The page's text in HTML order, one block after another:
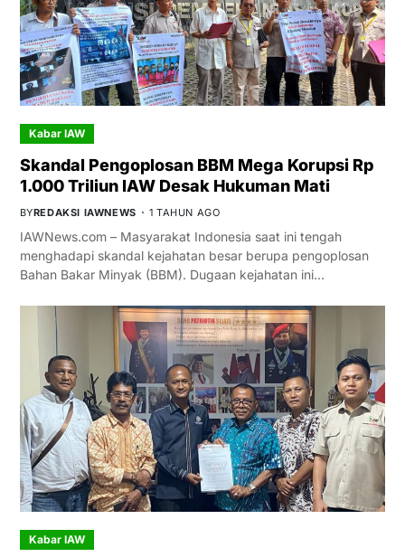
Kabar IAW
Skandal Pengoplosan BBM Mega Korupsi Rp
1.000 Triliun IAW Desak Hukuman Mati
BYREDAKSI IAWNEWS 1 TAHUN AGO
IAWNews.com – Masyarakat Indonesia saat ini tengah
menghadapi skandal kejahatan besar berupa pengoplosan
Bahan Bakar Minyak (BBM). Dugaan kejahatan ini…
Kabar IAW